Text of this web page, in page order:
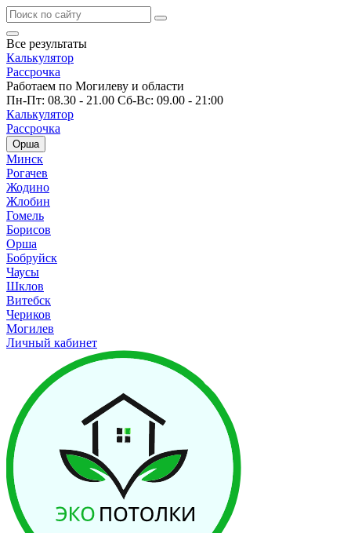
Все результаты
Калькулятор
Рассрочка
Работаем по Могилеву и области
Пн-Пт: 08.30 - 21.00 Сб-Вс: 09.00 - 21:00
Калькулятор
Рассрочка
Орша
Минск
Рогачев
Жодино
Жлобин
Гомель
Борисов
Орша
Бобруйск
Чаусы
Шклов
Витебск
Чериков
Могилев
Личный кабинет